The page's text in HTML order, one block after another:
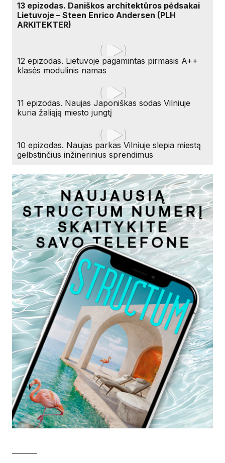
13 epizodas. Daniškos architektūros pėdsakai
Lietuvoje – Steen Enrico Andersen (PLH
ARKITEKTER)
12 epizodas. Lietuvoje pagamintas pirmasis A++
klasės modulinis namas
11 epizodas. Naujas Japoniškas sodas Vilniuje
kuria žaliąją miesto jungtį
10 epizodas. Naujas parkas Vilniuje slepia miestą
gelbstinčius inžinerinius sprendimus